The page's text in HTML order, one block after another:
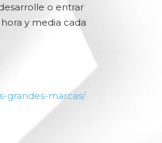
o entrar
y media cada
grandes-marcas/